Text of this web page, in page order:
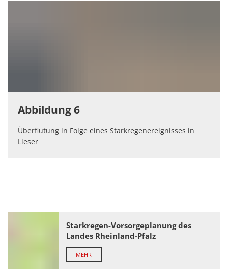
Abbildung 6
Überflutung in Folge eines Starkregenereignisses in
Lieser
Starkregen-Vorsorgeplanung des
Landes Rheinland-Pfalz
MEHR